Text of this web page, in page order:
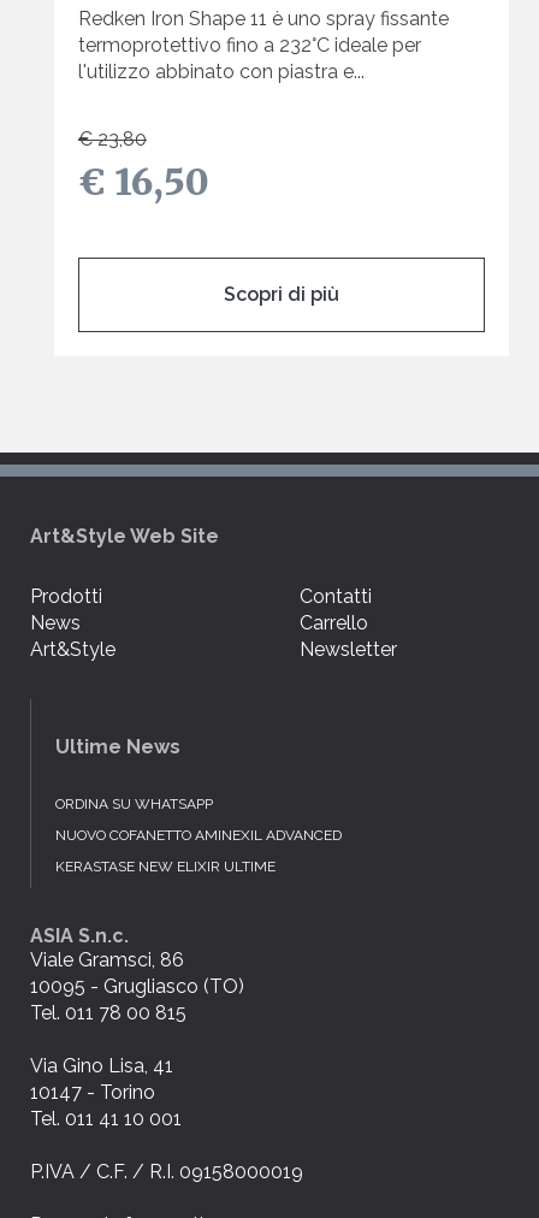
Redken Iron Shape 11 è uno spray fissante
termoprotettivo fino a 232°C ideale per
l'utilizzo abbinato con piastra e...
€ 23,80
€ 16,50
Scopri di più
Art&Style Web Site
Prodotti
News
Art&Style
Contatti
Carrello
Newsletter
Ultime News
ORDINA SU WHATSAPP
NUOVO COFANETTO AMINEXIL ADVANCED
KERASTASE NEW ELIXIR ULTIME
ASIA S.n.c.
Viale Gramsci, 86
10095 - Grugliasco (TO)
Tel. 011 78 00 815
Via Gino Lisa, 41
10147 - Torino
Tel. 011 41 10 001
P.IVA / C.F. / R.I. 09158000019